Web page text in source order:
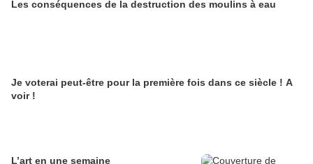
Les conséquences de la destruction des moulins à eau
Je voterai peut-être pour la première fois dans ce siècle ! A
voir !
L’art en une semaine